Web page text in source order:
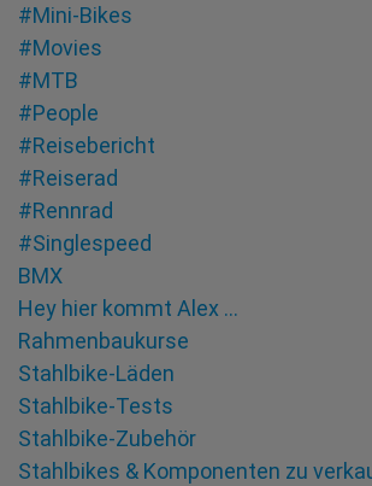
#Mini-Bikes
#Movies
#MTB
#People
#Reisebericht
#Reiserad
#Rennrad
#Singlespeed
BMX
Hey hier kommt Alex …
Rahmenbaukurse
Stahlbike-Läden
Stahlbike-Tests
Stahlbike-Zubehör
Stahlbikes & Komponenten zu